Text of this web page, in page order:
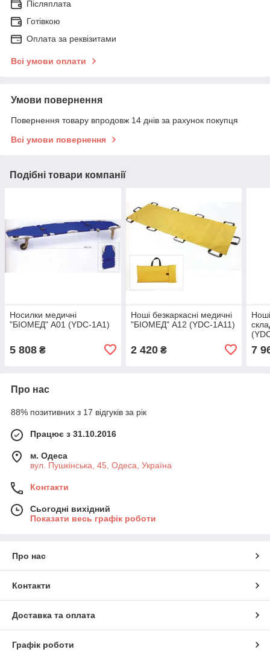
Післяплата
Готівкою
Оплата за реквізитами
Всі умови оплати
Умови повернення
Повернення товару впродовж 14 днів за рахунок покупця
Всі умови повернення
Подібні товари компанії
Носилки медичні
"БІОМЕД" А01 (YDC-1A1)
5 808 ₴
Ноші безкаркасні медичні
"БІОМЕД" А12 (YDC-1A11)
2 420₴ 7
Про нас
88% позитивних з 17 відгуків за рік
Працює з 31.10.2016
м. Одеса
вул. Пушкінська, 45, Одеса, Україна
Контакти
Сьогодні вихідний
Показати весь графік роботи
Про нас
Контакти
Доставка та оплата
Графік роботи